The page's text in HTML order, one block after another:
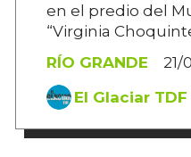
en el predio del
“Virginia
RÍO GRANDE
21/
El Glaciar TDF